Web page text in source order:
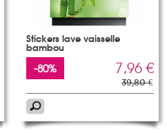
Stickers lave vaisselle
bambou
-80% 7,96 €
39,80 €